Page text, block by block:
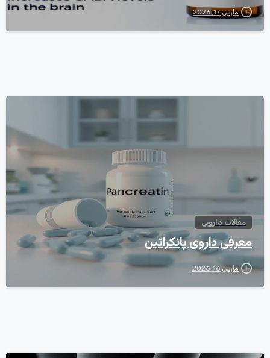
مارس 17, 2026
مقالات دارویی
معرفی داروی پانکراتین
مارس 16, 2026